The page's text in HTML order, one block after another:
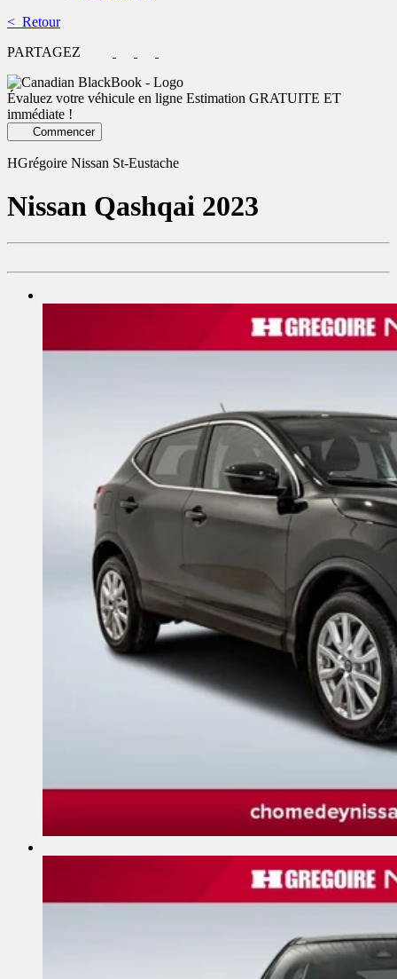
< Retour
PARTAGEZ
Évaluez votre véhicule en ligne Estimation GRATUITE ET
immédiate !
Commencer
HGrégoire Nissan St-Eustache
Nissan Qashqai 2023